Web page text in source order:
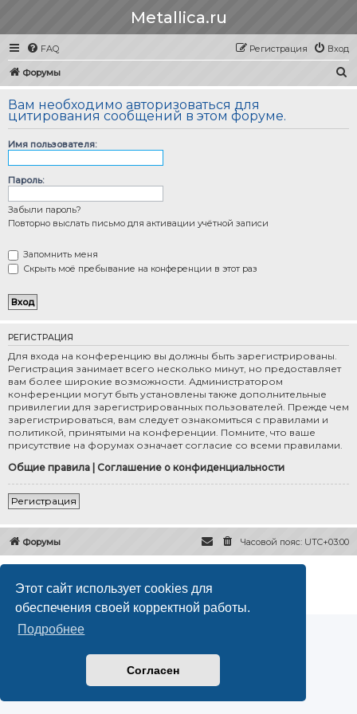
Этот сайт использует cookies для
обеспечения своей корректной работы.
Подробнее
Согласен
Metallica.ru
FAQ Вход
Регистрация
Форумы
с
Вам необходимо авторизоваться для
цитирования сообщений в этом форуме.
Имя пользователя:
Пароль:
Забыли пароль?
Повторно выслать письмо для активации учётной записи
Запомнить меня
Скрыть моё пребывание на конференции в этот раз
РЕГИСТРАЦИЯ
Для входа на конференцию вы должны быть зарегистрированы.
Регистрация занимает всего несколько минут, но предоставляет
вам более широкие возможности. Администратором
конференции могут быть установлены также дополнительные
привилегии для зарегистрированных пользователей. Прежде чем
зарегистрироваться, вам следует ознакомиться с правилами и
политикой, принятыми на конференции. Помните, что ваше
присутствие на форумах означает согласие со всеми правилами.
Общие правила Соглашение о конфиденциальности
Регистрация
Форумы Часовой пояс: UTC+03:00
® Forum Software © phpBB Limited
Русская поддержка phpBB
Конфиденциальность